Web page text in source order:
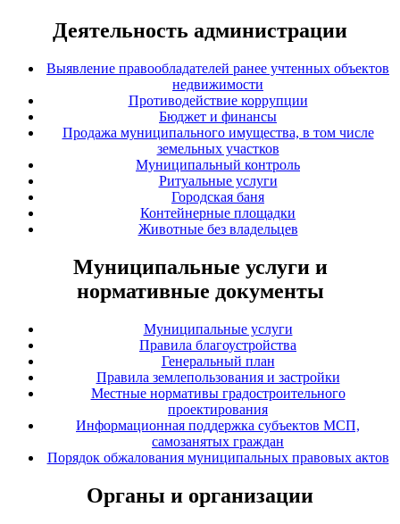
Деятельность администрации
Выявление правообладателей ранее учтенных объектов
недвижимости
Противодействие коррупции
Бюджет и финансы
Продажа муниципального имущества, в том числе
земельных участков
Муниципальный контроль
Ритуальные услуги
Городская баня
Контейнерные площадки
Животные без владельцев
Муниципальные услуги и
нормативные документы
Муниципальные услуги
Правила благоустройства
Генеральный план
Правила землепользования и застройки
Местные нормативы градостроительного
проектирования
Информационная поддержка субъектов МСП,
самозанятых граждан
Порядок обжалования муниципальных правовых актов
Органы и организации